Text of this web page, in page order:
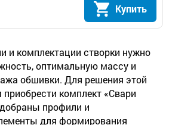
Купить
и комплектации створки нужно
оптимальную массу и
обшивки. Для решения этой
комплект «Свари
профили и
для формирования